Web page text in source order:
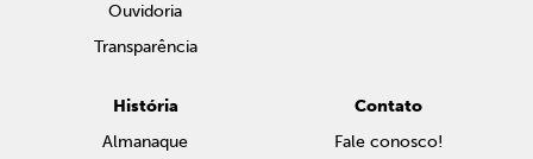
Ouvidoria
Transparência
História
Almanaque
Contato
Fale conosco!